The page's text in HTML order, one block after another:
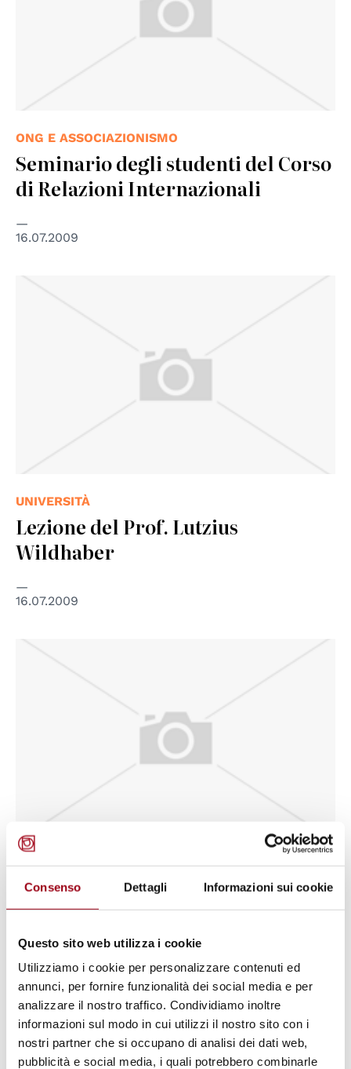
Consenso Dettagli Informazioni sui cookie
Questo sito web utilizza i cookie
Utilizziamo i cookie per personalizzare contenuti ed
annunci, per fornire funzionalità dei social media e per
analizzare il nostro traffico. Condividiamo inoltre
informazioni sul modo in cui utilizzi il nostro sito con i
nostri partner che si occupano di analisi dei dati web,
pubblicità e social media, i quali potrebbero combinarle
ONG E ASSOCIAZIONISMO
Seminario degli studenti del Corso
di Relazioni Internazionali
16.07.2009
UNIVERSITÀ
Lezione del Prof. Lutzius
Wildhaber
16.07.2009
DIRITTI UMANI
Incontri con il Dr. Abol-Hassan
Bani-Sadr
16.07.2009